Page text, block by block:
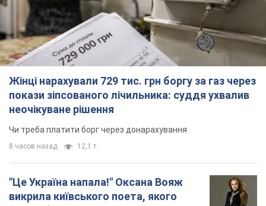
Жінці нарахували 729 тис. грн боргу за газ через
покази зіпсованого лічильника: суддя ухвалив
неочікуване рішення
Чи треба платити борг через донарахування
8 часов назад 12,1 т.
"Це Україна напала!" Оксана Вояж
викрила київського поета, якого